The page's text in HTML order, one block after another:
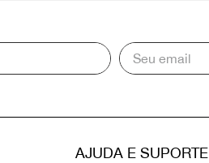
AJUDA E SUPORTE